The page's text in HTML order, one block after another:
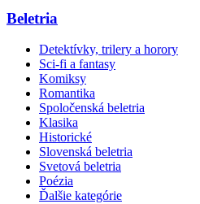
Beletria
Detektívky, trilery a horory
Sci-fi a fantasy
Komiksy
Romantika
Spoločenská beletria
Klasika
Historické
Slovenská beletria
Svetová beletria
Poézia
Ďalšie kategórie